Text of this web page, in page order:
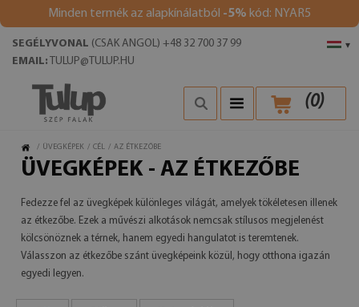
Minden termék az alapkínálatból -5% kód: NYAR5
▾
SEGÉLYVONAL (CSAK ANGOL) +48 32 700 37 99
EMAIL: TULUP@TULUP.HU
(0)
/ ÜVEGKÉPEK / CÉL / AZ ÉTKEZŐBE
ÜVEGKÉPEK - AZ ÉTKEZŐBE
Fedezze fel az üvegképek különleges világát, amelyek tökéletesen illenek
az étkezőbe. Ezek a művészi alkotások nemcsak stílusos megjelenést
kölcsönöznek a térnek, hanem egyedi hangulatot is teremtenek.
Válasszon az étkezőbe szánt üvegképeink közül, hogy otthona igazán
egyedi legyen.